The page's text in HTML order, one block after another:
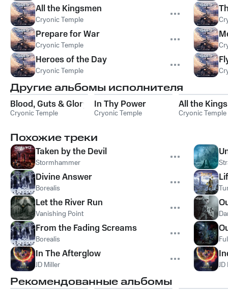
All the Kingsmen
Cryonic Temple
Prepare for War
Cryonic Temple
Heroes of the Day
Cryonic Temple
Другие альбомы исполнителя
Blood, Guts & Glory
Cryonic Temple
In Thy Power
Cryonic Temple
All the
Cryonic Temple
Похожие треки
Taken by the Devil
Stormhammer
Divine Answer
Borealis
Let the River Run
Vanishing Point
From the Fading Screams
Borealis
In The Afterglow
JD Miller
Рекомендованные альбомы